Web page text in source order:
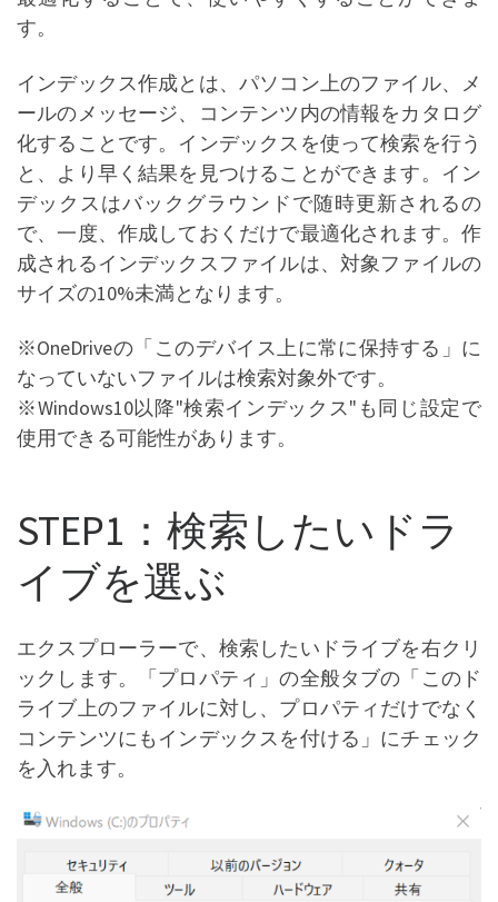
す。
インデックス作成とは、パソコン上のファイル、メ
ールのメッセージ、コンテンツ内の情報をカタログ
化することです。インデックスを使って検索を行う
と、より早く結果を見つけることができます。イン
デックスはバックグラウンドで随時更新されるの
で、一度、作成しておくだけで最適化されます。作
成されるインデックスファイルは、対象ファイルの
サイズの10%未満となります。
※OneDriveの「このデバイス上に常に保持する」に
なっていないファイルは検索対象外です。
※Windows10以降"検索インデックス"も同じ設定で
使用できる可能性があります。
STEP1：検索したいドラ
イブを選ぶ
エクスプローラーで、検索したいドライブを右クリ
ックします。「プロパティ」の全般タブの「このド
ライブ上のファイルに対し、プロパティだけでなく
コンテンツにもインデックスを付ける」にチェック
を入れます。